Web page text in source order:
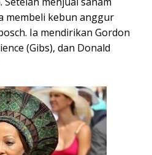
membeli kebun anggur
Ia mendirikan Gordon
(Gibs), dan Donald